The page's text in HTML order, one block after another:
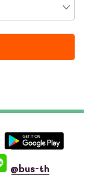
@bus-th